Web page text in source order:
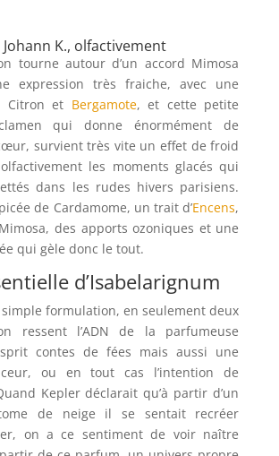
K., olfactivement
tourne autour d’un accord Mimosa
expression très fraiche, avec une
Citron et Bergamote, et cette petite
qui donne énormément de
survient très vite un effet de froid
les moments glacés qui
dans les rudes hivers parisiens.
de Cardamome, un trait d’Encens,
des apports ozoniques et une
qui gèle donc le tout.
d’Isabelarignum
formulation, en seulement deux
ressent l’ADN de la parfumeuse
contes de fées mais aussi une
ou en tout cas l’intention de
Kepler déclarait qu’à partir d’un
de neige il se sentait recréer
on a ce sentiment de voir naître